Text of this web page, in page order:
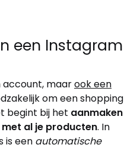
een Instagram
account, maarook een
om een shopping
begint bij het aanmaken
al je producten. In
is een automatische